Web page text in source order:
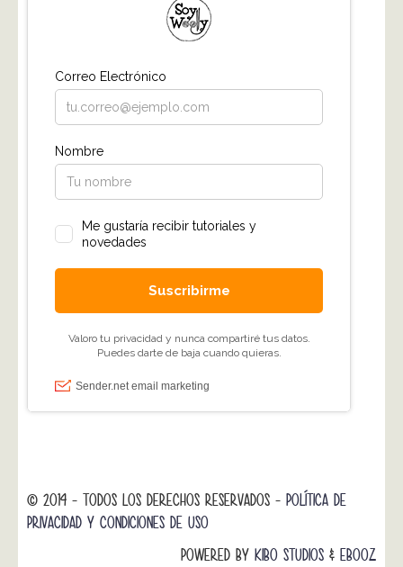
© 2014 - TODOS LOS DERECHOS RESERVADOS - POLÍTICA DE
PRIVACIDAD Y CONDICIONES DE USO
POWERED BY KIBO STUDIOS & EBOOZ